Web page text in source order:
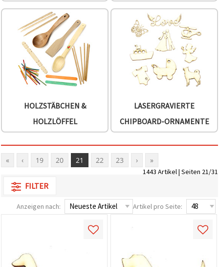
HOLZSTÄBCHEN &
HOLZLÖFFEL
LASERGRAVIERTE
CHIPBOARD-ORNAMENTE
« ‹ 19 20 21 22 23 › »
1443 Artikel | Seiten 21/31
FILTER
Anzeigen nach: Artikel pro Seite: